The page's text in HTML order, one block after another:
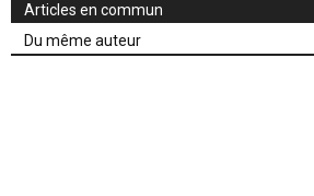
Articles en commun
Du même auteur